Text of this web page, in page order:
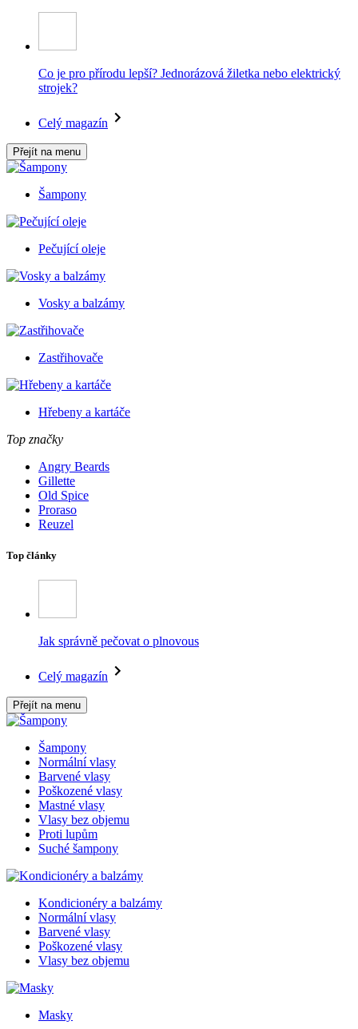
Co je pro přírodu lepší? Jednorázová žiletka nebo elektrický
strojek?
Celý magazín
Přejít na menu
Šampony
Pečující oleje
Vosky a balzámy
Zastřihovače
Hřebeny a kartáče
Top značky
Angry Beards
Gillette
Old Spice
Proraso
Reuzel
Top články
Jak správně pečovat o plnovous
Celý magazín
Přejít na menu
Šampony
Normální vlasy
Barvené vlasy
Poškozené vlasy
Mastné vlasy
Vlasy bez objemu
Proti lupům
Suché šampony
Kondicionéry a balzámy
Normální vlasy
Barvené vlasy
Poškozené vlasy
Vlasy bez objemu
Masky